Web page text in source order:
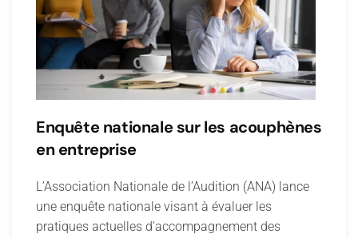
Enquête nationale sur les acouphènes
en entreprise
L’Association Nationale de l’Audition (ANA) lance
une enquête nationale visant à évaluer les
pratiques actuelles d’accompagnement des